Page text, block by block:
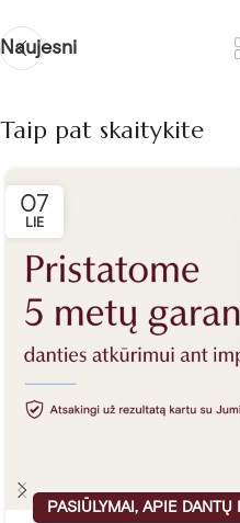
Naujesni
Taip pat skaitykite
07
LIE
PASIŪLYMAI, APIE DANTŲ